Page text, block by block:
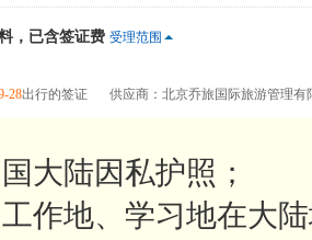
，已含签证费 受理范围
28出行的签证 供应商：北京乔旅国际旅游管理有
大陆因私护照；
作地、学习地在大